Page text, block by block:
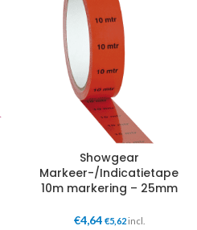
Showgear
Markeer-/Indicatietape
10m markering – 25mm
€4,64 €5,62incl.